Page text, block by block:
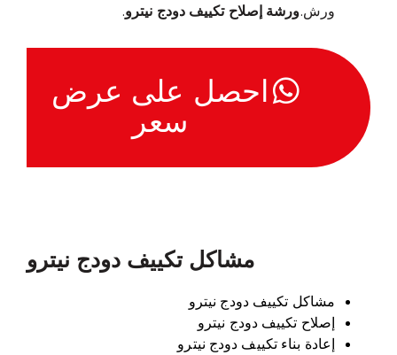
ورش.ورشة إصلاح تكييف دودج نيترو.
احصل على عرض
سعر
مشاكل تكييف دودج نيترو
مشاكل تكييف دودج نيترو
إصلاح تكييف دودج نيترو
إعادة بناء تكييف دودج نيترو